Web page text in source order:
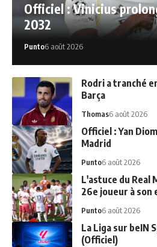
Officiel : Vinicius
2032
Punto6 août 2026
Rodri a tranché
Barça
Thomas6 août 2026
Officiel : Yan
Madrid
Punto6 août 2026
L'astuce du Real
26e joueur à
Punto6 août 2026
La Liga sur beIN
(Officiel)